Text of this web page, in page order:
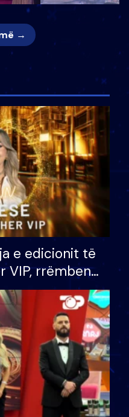
→
e edicionit të
VIP, rrëmben
100 mijë eurosh